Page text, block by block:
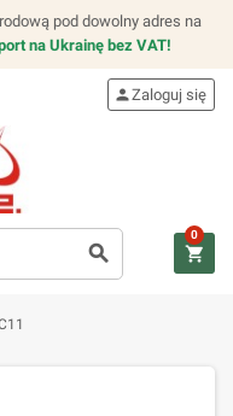
pod dowolny adres na
na Ukrainę bez VAT!
search
personZaloguj się
shopping_cart
0